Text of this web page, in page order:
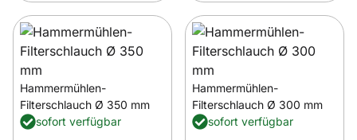
Hammermühlen-
Filterschlauch Ø 350 mm
sofort verfügbar
Hammermühlen-
Filterschlauch Ø 300 mm
sofort verfügbar